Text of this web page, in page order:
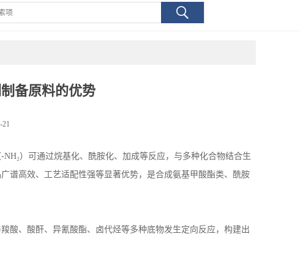
备原料的优势
-NH₂）可通过烷基化、酰胺化、加成等反应，与多种化合物结合生
谱高效、工艺适配性强等显著优势，是合成氨基甲酸酯类、酰胺
酸、酸酐、异氰酸酯、卤代烃等多种底物发生定向反应，构建出